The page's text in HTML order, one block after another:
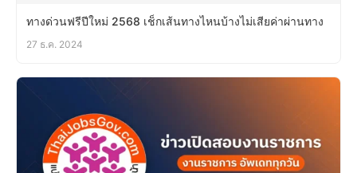
ทางด่วนฟรีปีใหม่ 2568 เช็กเส้นทางไหนบ้างไม่เสียค่าผ่านทาง
27 ธ.ค. 2024